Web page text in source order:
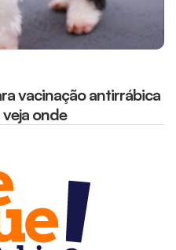
vacinação antirrábica
onde